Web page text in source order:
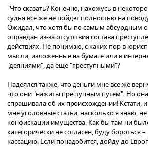
"Что сказать? Конечно, нахожусь в
судья все же не пойдет полностью на
Ожидал, что хотя бы по самым абсурдным
оправдан из-за отсутствия состава
действиях. Не понимаю, с каких пор в
мысли, изложенные на бумаге или в
"деяниями", да еще "преступными"?
Надеялся также, что деньги мне все же
что они "нажиты преступным путем". Но
спрашивала об их происхождении! Кстати,
мне уголовные статьи, насколько я знаю,
конфискации имущества. Как бы там ни
категорически не согласен, буду бороться
кассацию. Если понадобится, дойду до